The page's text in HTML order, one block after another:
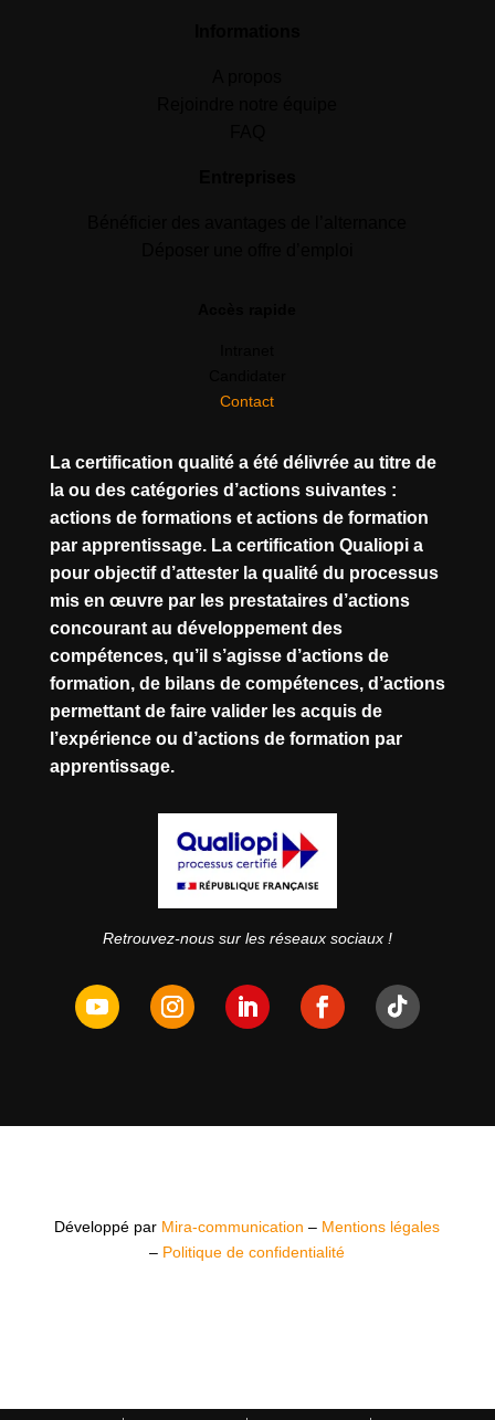
Contact
La certification qualité a été délivrée au titre de
la ou des catégories d’actions suivantes :
actions de formations et actions de formation
par apprentissage. La certification Qualiopi a
pour objectif d’attester la qualité du processus
mis en œuvre par les prestataires d’actions
concourant au développement des
compétences, qu’il s’agisse d’actions de
formation, de bilans de compétences, d’actions
permettant de faire valider les acquis de
l’expérience ou d’actions de formation par
apprentissage.
Retrouvez-nous sur les réseaux sociaux !
Développé par Mira-communication – Mentions légales
– Politique de confidentialité